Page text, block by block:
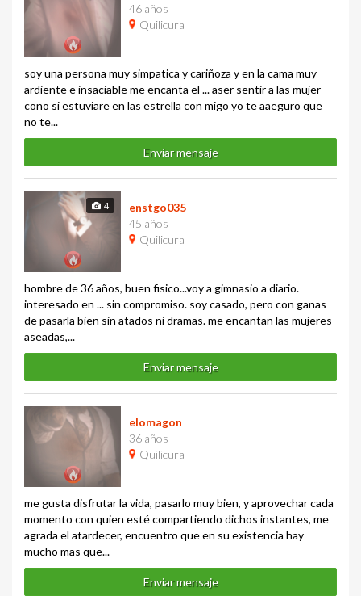
46 años
Quilicura
soy una persona muy simpatica y cariñoza y en la cama muy
ardiente e insaciable me encanta el ... aser sentir a las mujer
cono si estuviare en las estrella con migo yo te aaeguro que
no te...
Enviar mensaje
4
enstgo035
45 años
Quilicura
hombre de 36 años, buen fisico...voy a gimnasio a diario.
interesado en ... sin compromiso. soy casado, pero con ganas
de pasarla bien sin atados ni dramas. me encantan las mujeres
aseadas,...
Enviar mensaje
elomagon
36 años
Quilicura
me gusta disfrutar la vida, pasarlo muy bien, y aprovechar cada
momento con quien esté compartiendo dichos instantes, me
agrada el atardecer, encuentro que en su existencia hay
mucho mas que...
Enviar mensaje